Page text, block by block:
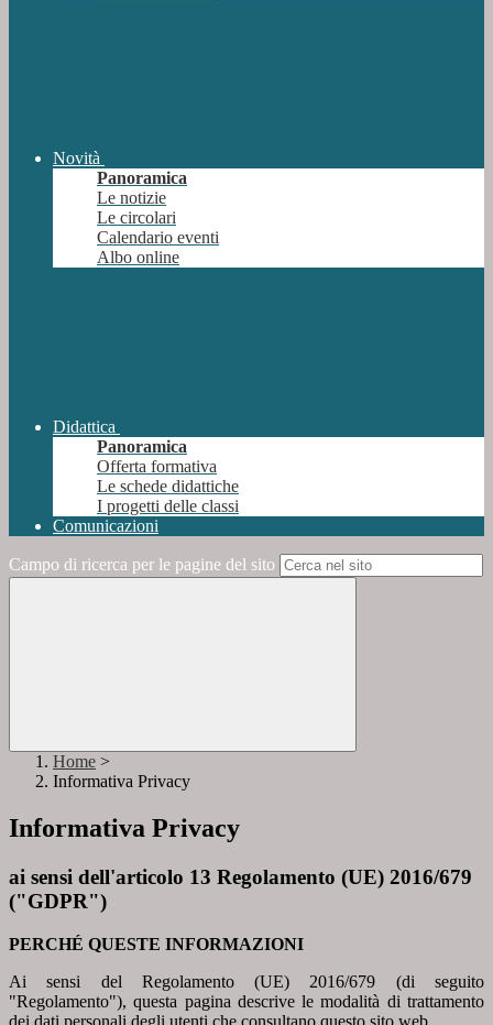
Novità
Panoramica
Le notizie
Le circolari
Calendario eventi
Albo online
Didattica
Panoramica
Offerta formativa
Le schede didattiche
I progetti delle classi
Comunicazioni
Campo di ricerca per le pagine del sito
Home >
Informativa Privacy
Informativa Privacy
ai sensi dell'articolo 13 Regolamento (UE) 2016/679
("GDPR")
PERCHÉ QUESTE INFORMAZIONI
Ai sensi del Regolamento (UE) 2016/679 (di seguito
"Regolamento"), questa pagina descrive le modalità di trattamento
dei dati personali degli utenti che consultano questo sito web.